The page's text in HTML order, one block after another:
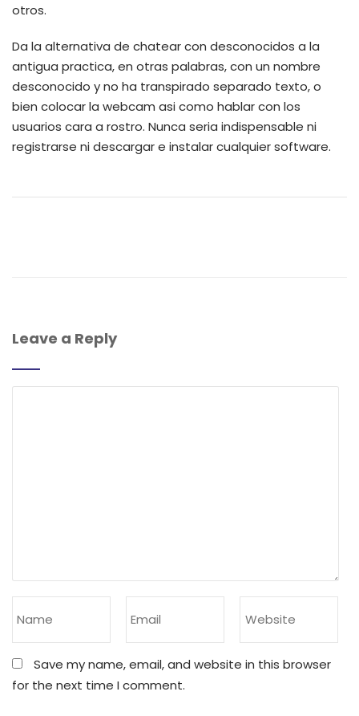
otros.
Da la alternativa de chatear con desconocidos a la
antigua practica, en otras palabras, con un nombre
desconocido y no ha transpirado separado texto, o
bien colocar la webcam asi­ como hablar con los
usuarios cara a rostro. Nunca seri­a indispensable ni
registrarse ni descargar e instalar cualquier software.
Leave a Reply
Save my name, email, and website in this browser
for the next time I comment.